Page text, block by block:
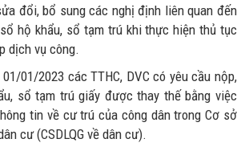
đổi, bổ sung các nghị định liên quan đến
hộ khẩu, sổ tạm trú khi thực hiện thủ tục
dịch vụ công.
01/2023 các TTHC, DVC có yêu cầu nộp,
sổ tạm trú giấy được thay thế bằng việc
tin về cư trú của công dân trong Cơ sở
cư (CSDLQG về dân cư).